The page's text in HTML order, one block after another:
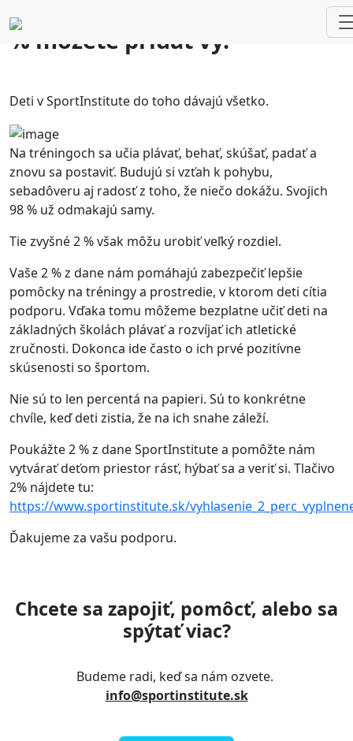
Deti odmakajú 98 %. Zvyšné 2
% môžete pridať vy.
Deti v SportInstitute do toho dávajú všetko.
Na tréningoch sa učia plávať, behať, skúšať, padať a
znovu sa postaviť. Budujú si vzťah k pohybu,
sebadôveru aj radosť z toho, že niečo dokážu. Svojich
98 % už odmakajú samy.
Tie zvyšné 2 % však môžu urobiť veľký rozdiel.
Vaše 2 % z dane nám pomáhajú zabezpečiť lepšie
pomôcky na tréningy a prostredie, v ktorom deti cítia
podporu. Vďaka tomu môžeme bezplatne učiť deti na
základných školách plávať a rozvíjať ich atletické
zručnosti. Dokonca ide často o ich prvé pozitívne
skúsenosti so športom.
Nie sú to len percentá na papieri. Sú to konkrétne
chvíle, keď deti zistia, že na ich snahe záleží.
Poukážte 2 % z dane SportInstitute a pomôžte nám
vytvárať deťom priestor rásť, hýbať sa a veriť si. Tlačivo
2% nájdete tu:
https://www.sportinstitute.sk/
Ďakujeme za vašu podporu.
Chcete sa zapojiť, pomôcť, alebo sa
spýtať viac?
Budeme radi, keď sa nám ozvete.
info@sportinstitute.sk